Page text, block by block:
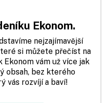
Ekonom.
nejzajímavější
si můžete přečíst na
Ekonom vám už více jak
obsah, bez kterého
vás rozvíjí a baví!